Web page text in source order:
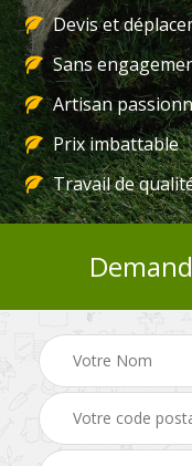
Devis et
Sans
Artisan
Prix imbattable
Travail de